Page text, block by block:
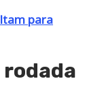
para
rodada